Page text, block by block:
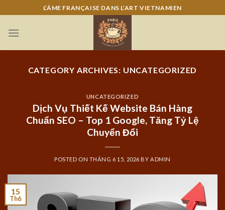
to
content
L’ÂME FRANÇAISE DANS L’ART VIETNAMIEN
CATEGORY ARCHIVES: UNCATEGORIZED
UNCATEGORIZED
Dịch Vụ Thiết Kế Website Bán Hàng
Chuẩn SEO – Top 1 Google, Tăng Tỷ Lệ
Chuyển Đổi
POSTED ON THÁNG 6 15, 2026 BY ADMIN
15
Th6